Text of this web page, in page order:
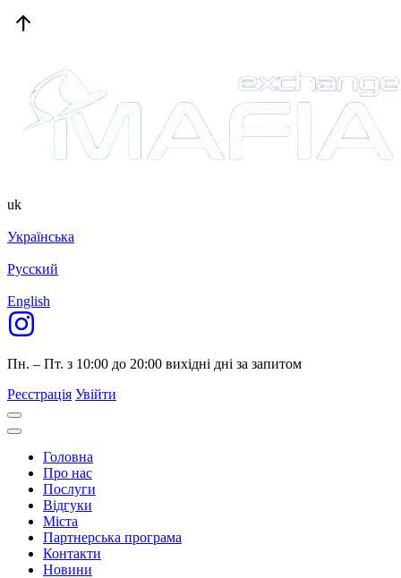
uk
Українська
Русский
English
Пн. – Пт. з 10:00 до 20:00 вихідні дні за запитом
Реєстрація Увійти
Головна
Про нас
Послуги
Відгуки
Міста
Партнерська програма
Контакти
Новини